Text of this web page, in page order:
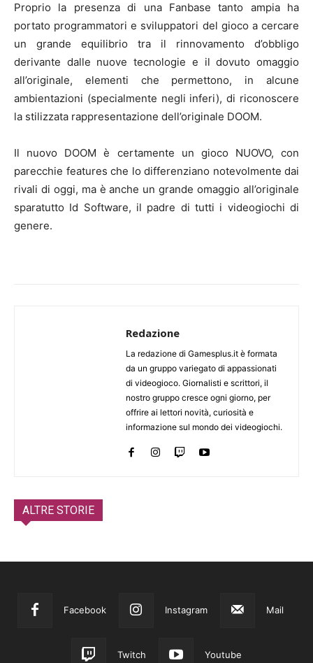
Proprio la presenza di una Fanbase tanto ampia ha
portato programmatori e sviluppatori del gioco a cercare
un grande equilibrio tra il rinnovamento d’obbligo
derivante dalle nuove tecnologie e il dovuto omaggio
all’originale, elementi che permettono, in alcune
ambientazioni (specialmente negli inferi), di riconoscere
la stilizzata rappresentazione dell’originale DOOM.
Il nuovo DOOM è certamente un gioco NUOVO, con
parecchie features che lo differenziano notevolmente dai
rivali di oggi, ma è anche un grande omaggio all’originale
sparatutto Id Software, il padre di tutti i videogiochi di
genere.
Redazione
La redazione di Gamesplus.it è formata
da un gruppo variegato di appassionati
di videogioco. Giornalisti e scrittori, il
nostro gruppo cresce ogni giorno, per
offrire ai lettori novità, curiosità e
informazione sul mondo dei videogiochi.
ALTRE STORIE
Facebook Instagram Mail
Twitch Youtube